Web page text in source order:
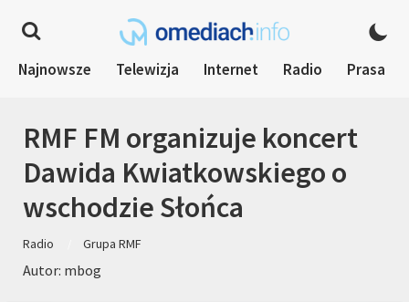
Najnowsze Telewizja Internet Radio Prasa
RMF FM organizuje koncert
Dawida Kwiatkowskiego o
wschodzie Słońca
Radio Grupa RMF
Autor: mbog